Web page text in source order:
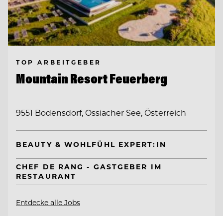
TOP ARBEITGEBER
Mountain Resort Feuerberg
9551 Bodensdorf, Ossiacher See, Österreich
BEAUTY & WOHLFÜHL EXPERT:IN
CHEF DE RANG - GASTGEBER IM
RESTAURANT
Entdecke alle Jobs